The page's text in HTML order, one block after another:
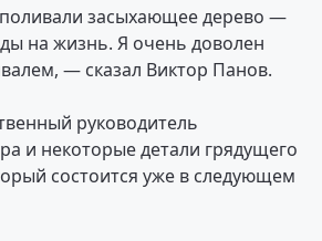
поливали засыхающее дерево —
на жизнь. Я очень доволен
— сказал Виктор Панов.
руководитель
и некоторые детали грядущего
состоится уже в следующем